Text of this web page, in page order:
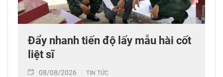
Đẩy nhanh tiến độ lấy mẫu hài cốt
liệt sĩ
08/08/2026 TIN TỨC